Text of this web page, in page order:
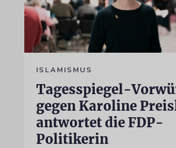
ISLAMISMUS
Tagesspiegel-
gegen Karoline
antwortet die FDP-
Politikerin